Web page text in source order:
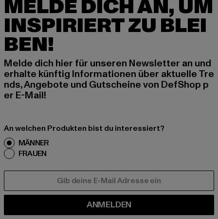
MELDE DICH AN, UM
INSPIRIERT ZU BLEI
BEN!
Melde dich hier für unseren Newsletter an und
erhalte künftig Informationen über aktuelle Tre
nds, Angebote und Gutscheine von DefShop p
er E-Mail!
An welchen Produkten bist du interessiert?
MÄNNER
FRAUEN
ANMELDEN